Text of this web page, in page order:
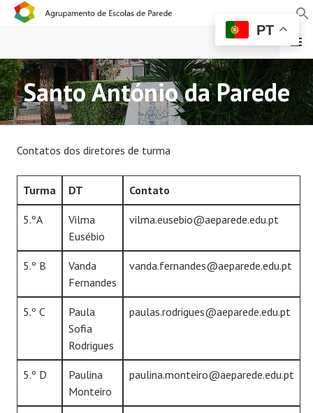
AGRUPAMENTO DE
ESCOLAS DE PAREDE
MENU
Santo António da Parede
Contatos dos diretores de turma
Turma DT Contato
5.ºA
Vilma
Eusébio
vilma.eusebio@aeparede.edu.pt
5.º B
Vanda
Fernandes
vanda.fernandes@aeparede.edu.pt
5.º C
Paula
Sofia
Rodrigues
paulas.rodrigues@aeparede.edu.pt
5.º D
Paulina
Monteiro
paulina.monteiro@aeparede.edu.pt
PT